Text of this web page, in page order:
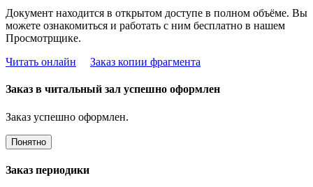
Документ находится в открытом доступе в полном объёме. Вы
можете ознакомиться и работать с ним бесплатно в нашем
Просмотрщике.
Читать онлайн
Заказ копии фрагмента
Заказ в читальный зал успешно оформлен
Заказ успешно оформлен.
Понятно
Заказ периодики